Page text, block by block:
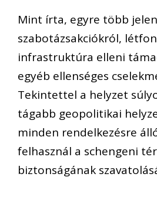
Mint írta, egyre több
szabotázsakciókról,
infrastruktúra elleni
egyéb ellenséges
Tekintettel a helyzet
tágabb geopolitikai
minden rendelkezésre
felhasznál a schengeni
biztonságának